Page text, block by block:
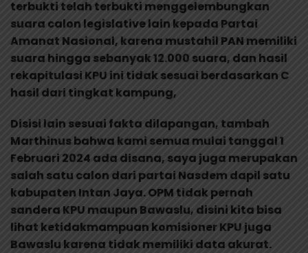
terbukti telah terbukti menggelembungkan
suara calon legislative lain kepada Partai
Amanat Nasional, karena mustahil PAN memiliki
suara hingga sebanyak 12.000 suara, dan hasil
rekapitulasi KPU ini tidak sesuai berdasarkan C
hasil dari tingkat kampung,
Disisi lain sesuai fakta dilapangan, tambah
Marthinus bahwa kami semua mulai tanggal 1
Februari 2024 ada disana, saya juga merupakan
salah satu calon dari partai Nasdem dapil satu
kabupaten Intan Jaya. OPM tidak pernah
sandera KPU maupun Bawaslu, disini kita bisa
lihat ketidakmampuan komisioner KPU juga
Bawaslu karena tidak memiliki data akurat.